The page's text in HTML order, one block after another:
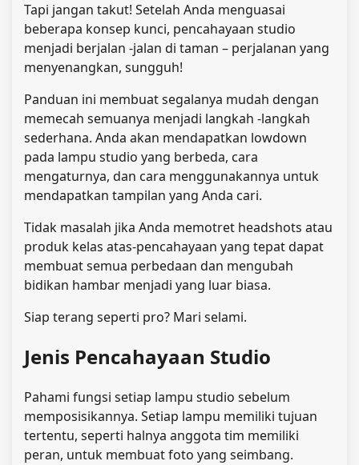
Tapi jangan takut! Setelah Anda menguasai
beberapa konsep kunci, pencahayaan studio
menjadi berjalan -jalan di taman – perjalanan yang
menyenangkan, sungguh!
Panduan ini membuat segalanya mudah dengan
memecah semuanya menjadi langkah -langkah
sederhana. Anda akan mendapatkan lowdown
pada lampu studio yang berbeda, cara
mengaturnya, dan cara menggunakannya untuk
mendapatkan tampilan yang Anda cari.
Tidak masalah jika Anda memotret headshots atau
produk kelas atas-pencahayaan yang tepat dapat
membuat semua perbedaan dan mengubah
bidikan hambar menjadi yang luar biasa.
Siap terang seperti pro? Mari selami.
Jenis Pencahayaan Studio
Pahami fungsi setiap lampu studio sebelum
memposisikannya. Setiap lampu memiliki tujuan
tertentu, seperti halnya anggota tim memiliki
peran, untuk membuat foto yang seimbang.